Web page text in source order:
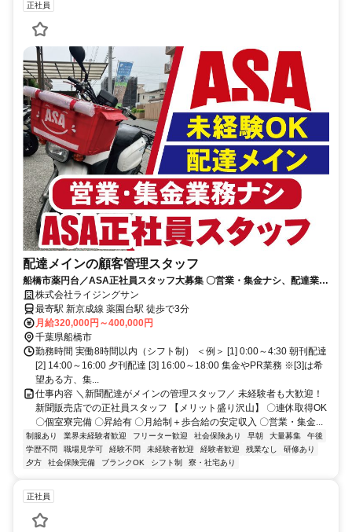
正社員
配達メインの顧客管理スタッフ
船橋市薬円台／ASA正社員スタッフ大募集 〇営業・集金ナシ、配達業務
のみ 〇即入居可／個室寮完備
株式会社ライジングサン
最寄駅 新京成線 薬園台駅 徒歩で3分
月給320,000円～400,000円
千葉県船橋市
勤務時間 実働8時間以内（シフト制） ＜例＞ [1] 0:00～4:30 朝刊配達
[2] 14:00～16:00 夕刊配達 [3] 16:00～18:00 集金やPR業務 ※[3]は希
望ある方、集...
仕事内容 ＼新聞配達がメインの管理スタッフ／ 未経験者も大歓迎！
新聞販売店での正社員スタッフ 【メリット盛り沢山】 〇連休取得OK
〇個室寮完備 〇昇給有 〇月給制＋歩合給の安定収入 〇営業・集金...
制服あり 業界未経験者歓迎 フリーター歓迎 社会保険あり 早朝 大量募集
午後
学歴不問
職場見学可 経験不問 未経験者歓迎 経験者歓迎 残業なし
研修あり
夕方
社会保険完備 ブランクOK シフト制 寮・社宅あり
正社員